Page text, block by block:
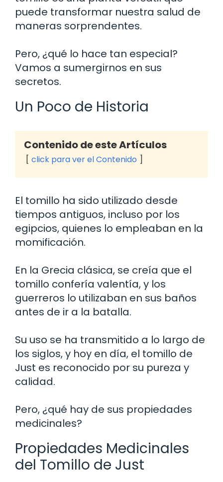
puede transformar nuestra salud de
maneras sorprendentes.
Pero, ¿qué lo hace tan especial?
Vamos a sumergirnos en sus
secretos.
Un Poco de Historia
Contenido de este Artículos
click para ver el Contenido
El tomillo ha sido utilizado desde
tiempos antiguos, incluso por los
egipcios, quienes lo empleaban en la
momificación.
En la Grecia clásica, se creía que el
tomillo confería valentía, y los
guerreros lo utilizaban en sus baños
antes de ir a la batalla.
Su uso se ha transmitido a lo largo de
los siglos, y hoy en día, el tomillo de
Just es reconocido por su pureza y
calidad.
Pero, ¿qué hay de sus propiedades
medicinales?
Propiedades Medicinales
del Tomillo de Just